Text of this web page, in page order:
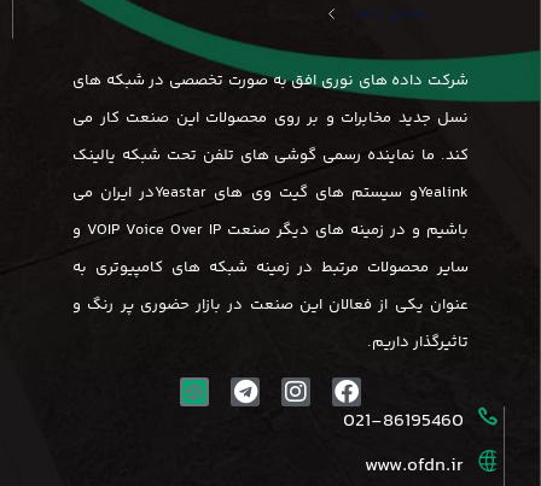
تماس با ما
شرکت داده های نوری افق به صورت تخصصی در شبکه های
نسل جدید مخابرات و بر روی محصولات این صنعت کار می
کند. ما نماینده رسمی گوشی های تلفن تحت شبکه یالینک
Yealinkو سیستم های گیت وی های Yeastarدر ایران می
باشیم و در زمینه های دیگر صنعت VOIP Voice Over IP و
سایر محصولات مرتبط در زمینه شبکه های کامپیوتری به
عنوان یکی از فعالان این صنعت در بازار حضوری پر رنگ و
تاثیرگذار داریم.
021-86195460
www.ofdn.ir